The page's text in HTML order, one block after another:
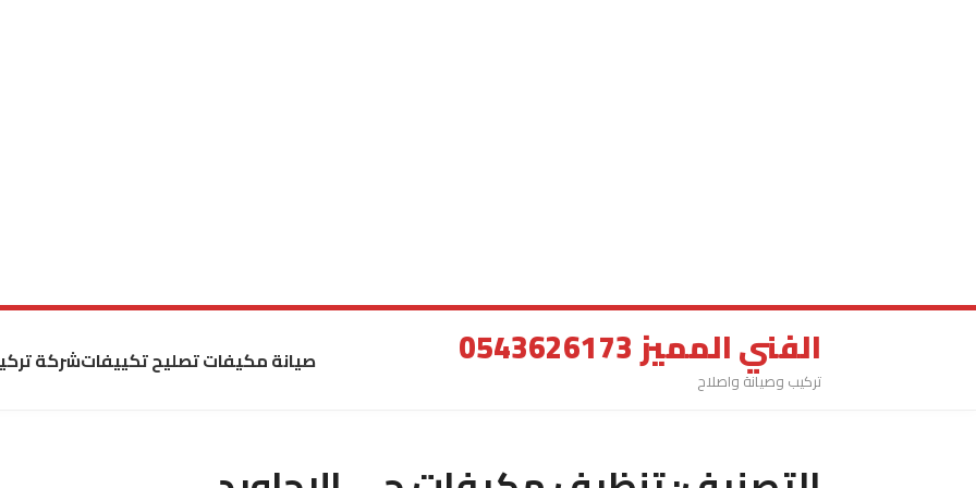
الفني المميز 0543626173
تركيب وصيانة واصلاح
صيانة مكيفات تصليح تكييفاتشركة